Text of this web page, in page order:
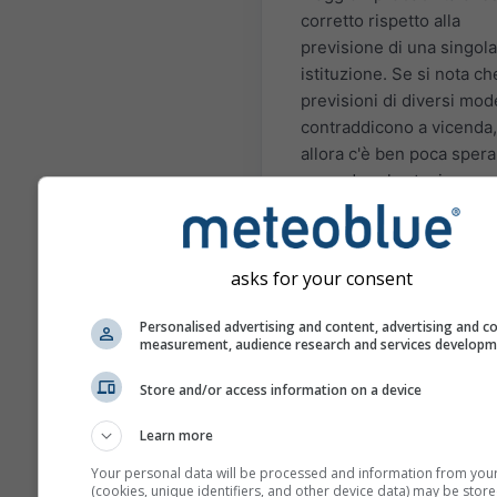
corretto rispetto alla
previsione di una singola
istituzione. Se si nota
previsioni di diversi
contraddicono a vicenda,
allora c'è ben poca
prevedere la stagione
periodo di tempo. Ci
alcune regioni e
possono essere
sono le situazioni di El
Weather Forecast
asks for your consent
Personalised advertising and content, advertising and
measurement, audience research and services
Store and/or access information on a device
Learn more
Your personal data will be processed and information from
(cookies, unique identifiers, and other device data) may be